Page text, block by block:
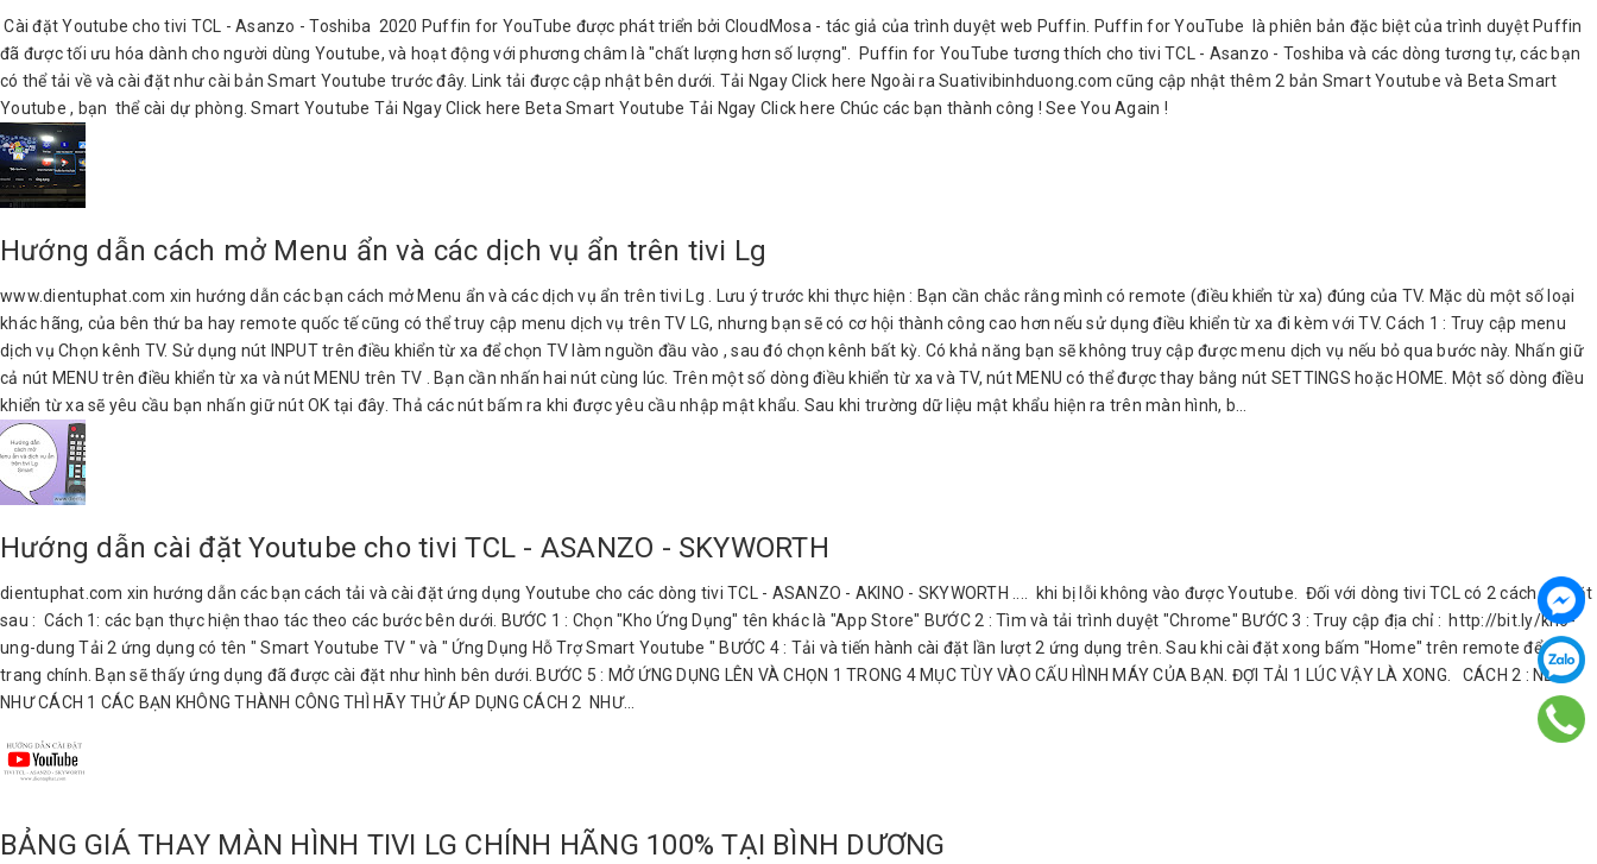
Cài đặt Youtube cho tivi TCL - Asanzo - Toshiba 2020 Puffin for YouTube được phát triển bởi CloudMosa - tác giả của trình duyệt web Puffin. Puffin for YouTube là phiên bản đặc biệt của trình duyệt Puffin
đã được tối ưu hóa dành cho người dùng Youtube, và hoạt động với phương châm là "chất lượng hơn số lượng". Puffin for YouTube tương thích cho tivi TCL - Asanzo - Toshiba và các dòng tương tự, các bạn
có thể tải về và cài đặt như cài bản Smart Youtube trước đây. Link tải được cập nhật bên dưới. Tải Ngay Click here Ngoài ra Suativibinhduong.com cũng cập nhật thêm 2 bản Smart Youtube và Beta Smart
Youtube , bạn thể cài dự phòng. Smart Youtube Tải Ngay Click here Beta Smart Youtube Tải Ngay Click here Chúc các bạn thành công ! See You Again !
Hướng dẫn cách mở Menu ẩn và các dịch vụ ẩn trên tivi Lg
www.dientuphat.com xin hướng dẫn các bạn cách mở Menu ẩn và các dịch vụ ẩn trên tivi Lg . Lưu ý trước khi thực hiện : Bạn cần chắc rằng mình có remote (điều khiển từ xa) đúng của TV. Mặc dù một số loại
khác hãng, của bên thứ ba hay remote quốc tế cũng có thể truy cập menu dịch vụ trên TV LG, nhưng bạn sẽ có cơ hội thành công cao hơn nếu sử dụng điều khiển từ xa đi kèm với TV. Cách 1 : Truy cập menu
dịch vụ Chọn kênh TV. Sử dụng nút INPUT trên điều khiển từ xa để chọn TV làm nguồn đầu vào , sau đó chọn kênh bất kỳ. Có khả năng bạn sẽ không truy cập được menu dịch vụ nếu bỏ qua bước này. Nhấn giữ
cả nút MENU trên điều khiển từ xa và nút MENU trên TV . Bạn cần nhấn hai nút cùng lúc. Trên một số dòng điều khiển từ xa và TV, nút MENU có thể được thay bằng nút SETTINGS hoặc HOME. Một số dòng điều
khiển từ xa sẽ yêu cầu bạn nhấn giữ nút OK tại đây. Thả các nút bấm ra khi được yêu cầu nhập mật khẩu. Sau khi trường dữ liệu mật khẩu hiện ra trên màn hình, b...
Hướng dẫn cài đặt Youtube cho tivi TCL - ASANZO - SKYWORTH
dientuphat.com xin hướng dẫn các bạn cách tải và cài đặt ứng dụng Youtube cho các dòng tivi TCL - ASANZO - AKINO - SKYWORTH .... khi bị lỗi không vào được Youtube. Đối với dòng tivi TCL có 2 cách cài đặt
sau : Cách 1: các bạn thực hiện thao tác theo các bước bên dưới. BƯỚC 1 : Chọn "Kho Ứng Dụng" tên khác là "App Store" BƯỚC 2 : Tìm và tải trình duyệt "Chrome" BƯỚC 3 : Truy cập địa chỉ : http://bit.ly/kho-
ung-dung Tải 2 ứng dụng có tên " Smart Youtube TV " và " Ứng Dụng Hỗ Trợ Smart Youtube " BƯỚC 4 : Tải và tiến hành cài đặt lần lượt 2 ứng dụng trên. Sau khi cài đặt xong bấm "Home" trên remote để về
trang chính. Bạn sẽ thấy ứng dụng đã được cài đặt như hình bên dưới. BƯỚC 5 : MỞ ỨNG DỤNG LÊN VÀ CHỌN 1 TRONG 4 MỤC TÙY VÀO CẤU HÌNH MÁY CỦA BẠN. ĐỢI TẢI 1 LÚC VẬY LÀ XONG. CÁCH 2 : NẾU
NHƯ CÁCH 1 CÁC BẠN KHÔNG THÀNH CÔNG THÌ HÃY THỬ ÁP DỤNG CÁCH 2 NHƯ...
BẢNG GIÁ THAY MÀN HÌNH TIVI LG CHÍNH HÃNG 100% TẠI BÌNH DƯƠNG